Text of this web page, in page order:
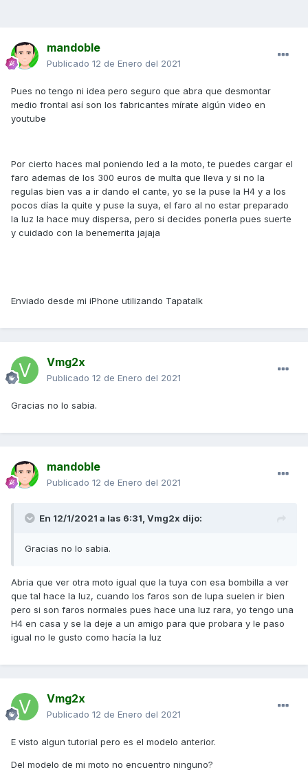
mandoble
Publicado 12 de Enero del 2021
Pues no tengo ni idea pero seguro que abra que desmontar
medio frontal así son los fabricantes mírate algún video en
youtube
Por cierto haces mal poniendo led a la moto, te puedes cargar el
faro ademas de los 300 euros de multa que lleva y si no la
regulas bien vas a ir dando el cante, yo se la puse la H4 y a los
pocos días la quite y puse la suya, el faro al no estar preparado
la luz la hace muy dispersa, pero si decides ponerla pues suerte
y cuidado con la benemerita jajaja
Enviado desde mi iPhone utilizando Tapatalk
Vmg2x
Publicado 12 de Enero del 2021
Gracias no lo sabia.
mandoble
Publicado 12 de Enero del 2021
En 12/1/2021 a las 6:31, Vmg2x dijo:
Gracias no lo sabia.
Abria que ver otra moto igual que la tuya con esa bombilla a ver
que tal hace la luz, cuando los faros son de lupa suelen ir bien
pero si son faros normales pues hace una luz rara, yo tengo una
H4 en casa y se la deje a un amigo para que probara y le paso
igual no le gusto como hacía la luz
Vmg2x
Publicado 12 de Enero del 2021
E visto algun tutorial pero es el modelo anterior.
Del modelo de mi moto no encuentro ninguno?